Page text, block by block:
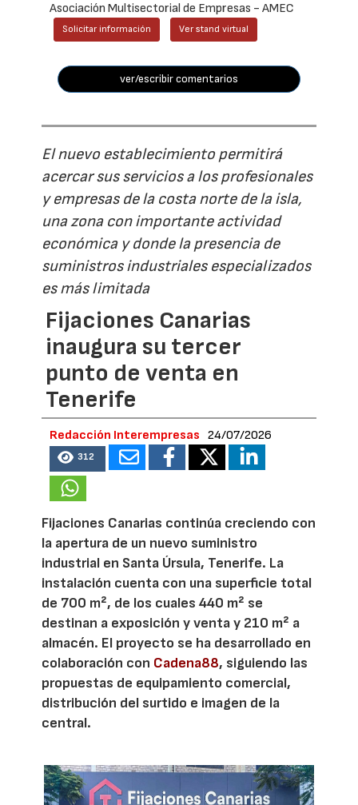
Asociación Multisectorial de Empresas - AMEC
Solicitar información Ver stand virtual
ver/escribir comentarios
El nuevo establecimiento permitirá
acercar sus servicios a los profesionales
y empresas de la costa norte de la isla,
una zona con importante actividad
económica y donde la presencia de
suministros industriales especializados
es más limitada
Fijaciones Canarias
inaugura su tercer
punto de venta en
Tenerife
Redacción Interempresas 24/07/2026
312
Fijaciones Canarias continúa creciendo con
la apertura de un nuevo suministro
industrial en Santa Úrsula, Tenerife. La
instalación cuenta con una superficie total
de 700 m², de los cuales 440 m² se
destinan a exposición y venta y 210 m² a
almacén. El proyecto se ha desarrollado en
colaboración con Cadena88, siguiendo las
propuestas de equipamiento comercial,
distribución del surtido e imagen de la
central.